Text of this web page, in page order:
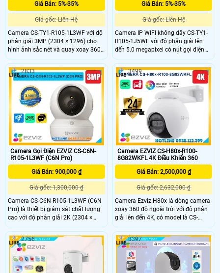
Giá Bán: 5%-35%
Giá gốc: Liên Hệ
Camera CS-TY1-R105-1L3WF với độ
phân giải 3MP (2304 × 1296) cho
hình ảnh sắc nét và quay xoay 360
độ, bao quát toàn bộ không gian.
Công nghệ nén H.265 giúp tiết kiệm
băng thông, tích hợp AI phát hiện và
theo dõi chuyển động thông minh.
Ngoài ra, camera hỗ trợ thẻ nhớ lên
đến 512GB, đàm thoại hai chiều với
micro và loa tích hợp, cùng hồng
ngoại 10m giúp quan sát rõ ràng cả
trong đêm.
Giá Bán: 5%-35%
Giá gốc: Liên Hệ
Camera IP WIFI không dây CS-TY1-
R105-1J5WF với độ phân giải lên
đến 5.0 megapixel có nút gọi điện
thoại chỉ cần 1 chạm dễ dàng giám
sát trên điện thoại hồng ngoại tầm
nhìn xa 10m. Camera được thiết kế
mỹ thuật cao và bắt mắt, camera có
khả năng xoay 360 độ tích họp mic
và loa đàm thoại 2 chiều, phát hiện
và theo dõi chuyển động thông
minh camera cho hình ảnh sắc nét
Camera Gọi Điện EZVIZ CS-C6N-
R105-1L3WF (C6N Pro)
Giá Bán: 900,000 ₫
Giá gốc: 1,300,000 ₫
Camera CS-C6N-R105-1L3WF (C6N
Pro) là thiết bị giám sát chất lượng
cao với độ phân giải 2K (2304 ×
1296) mang lại hình ảnh sắc nét và
chi tiết Camera có khả năng quay
xoay 360 độ đàm thoại 2 chiều tích
hợp nút gọi điện cảm ứng tiện lợi
giúp bạn dễ dàng tương tác từ xa
2833
Camera EZVIZ CS-H80x-R100-
8G82WKFL 4K Điều Khiển 360
Giá Bán: 2,500,000 ₫
Giá gốc: 2,632,000 ₫
Camera Ezviz H80x là dòng camera
xoay 360 độ ngoài trời với độ phân
giải lên đến 4K, có model là CS-
H80x-R100-8G82WKFL. Được thiết
kế đặc biệt để quan sát ban đêm
trong điều kiện ánh sáng cực yếu
hoặc tối hoàn toàn. Với khả năng
quay đêm siêu nhạy sáng và khẩu
độ F1
3499
2756 3397